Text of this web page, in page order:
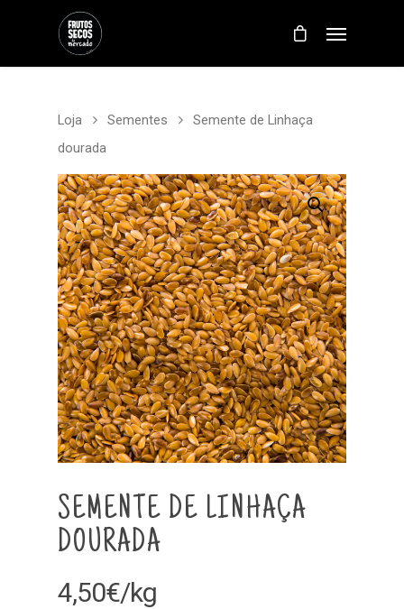
Loja Sementes
Semente de Linhaça
dourada
SEMENTE DE LINHAÇA
DOURADA
4,50€/kg